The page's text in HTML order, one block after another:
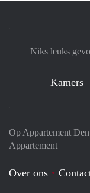
Op Appartement
Appartement
Over ons
Niks leuks
Kamers